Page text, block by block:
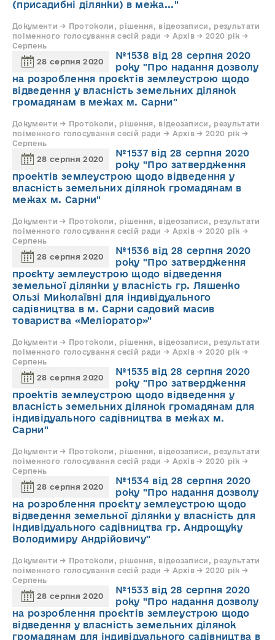
(присадибні ділянки) в межа..."
Документи → Протоколи, рішення, відеозаписи, результати
поіменного голосування сесій ради → Архів → 2020 рік →
Серпень
28 серпня 2020
№1538 від 28 серпня 2020
року "Про надання дозволу
на розроблення проєктів землеустрою щодо
відведення у власність земельних ділянок
громадянам в межах м. Сарни"
Документи → Протоколи, рішення, відеозаписи, результати
поіменного голосування сесій ради → Архів → 2020 рік →
Серпень
28 серпня 2020
№1537 від 28 серпня 2020
року "Про затвердження
проектів землеустрою щодо відведення у
власність земельних ділянок громадянам в
межах м. Сарни"
Документи → Протоколи, рішення, відеозаписи, результати
поіменного голосування сесій ради → Архів → 2020 рік →
Серпень
28 серпня 2020
№1536 від 28 серпня 2020
року "Про затвердження
проєкту землеустрою щодо відведення
земельної ділянки у власність гр. Ляшенко
Ользі Миколаївні для індивідуального
садівництва в м. Сарни садовий масив
товариства «Меліоратор»"
Документи → Протоколи, рішення, відеозаписи, результати
поіменного голосування сесій ради → Архів → 2020 рік →
Серпень
28 серпня 2020
№1535 від 28 серпня 2020
року "Про затвердження
проектів землеустрою щодо відведення у
власність земельних ділянок громадянам для
індивідуального садівництва в межах м.
Сарни"
Документи → Протоколи, рішення, відеозаписи, результати
поіменного голосування сесій ради → Архів → 2020 рік →
Серпень
28 серпня 2020
№1534 від 28 серпня 2020
року "Про надання дозволу
на розроблення проєкту землеустрою щодо
відведення земельної ділянки у власність для
індивідуального садівництва гр. Андрощуку
Володимиру Андрійовичу"
Документи → Протоколи, рішення, відеозаписи, результати
поіменного голосування сесій ради → Архів → 2020 рік →
Серпень
28 серпня 2020
№1533 від 28 серпня 2020
року "Про надання дозволу
на розроблення проєктів землеустрою щодо
відведення у власність земельних ділянок
громадянам для індивідуального садівництва в